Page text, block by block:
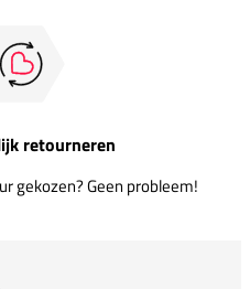
retourneren
gekozen? Geen probleem!